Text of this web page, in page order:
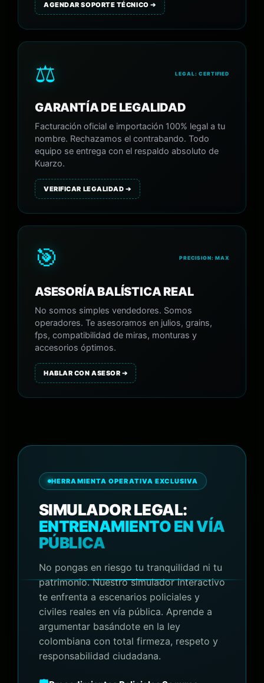
AGENDAR SOPORTE TÉCNICO ➔
⚖️ LEGAL: CERTIFIED
GARANTÍA DE LEGALIDAD
Facturación oficial e importación 100% legal a tu
nombre. Rechazamos el contrabando. Todo
equipo se entrega con el respaldo absoluto de
Kuarzo.
VERIFICAR LEGALIDAD ➔
🎯 PRECISION: MAX
ASESORÍA BALÍSTICA REAL
No somos simples vendedores. Somos
operadores. Te asesoramos en julios, grains,
fps, compatibilidad de miras, monturas y
accesorios óptimos.
HABLAR CON ASESOR ➔
HERRAMIENTA OPERATIVA EXCLUSIVA
SIMULADOR LEGAL:
ENTRENAMIENTO EN VÍA
PÚBLICA
No pongas en riesgo tu tranquilidad ni tu
patrimonio. Nuestro simulador interactivo
te enfrenta a escenarios policiales y
civiles reales en vía pública. Aprende a
argumentar basándote en la ley
colombiana con total firmeza, respeto y
responsabilidad ciudadana.